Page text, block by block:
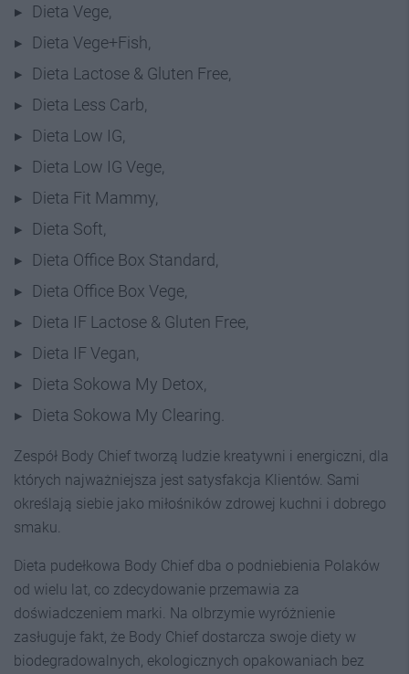
Dieta Vege,
Dieta Vege+Fish,
Dieta Lactose & Gluten Free,
Dieta Less Carb,
Dieta Low IG,
Dieta Low IG Vege,
Dieta Fit Mammy,
Dieta Soft,
Dieta Office Box Standard,
Dieta Office Box Vege,
Dieta IF Lactose & Gluten Free,
Dieta IF Vegan,
Dieta Sokowa My Detox,
Dieta Sokowa My Clearing.
Zespół Body Chief tworzą ludzie kreatywni i energiczni, dla
których najważniejsza jest satysfakcja Klientów. Sami
określają siebie jako miłośników zdrowej kuchni i dobrego
smaku.
Dieta pudełkowa Body Chief dba o podniebienia Polaków
od wielu lat, co zdecydowanie przemawia za
doświadczeniem marki. Na olbrzymie wyróżnienie
zasługuje fakt, że Body Chief dostarcza swoje diety w
biodegradowalnych, ekologicznych opakowaniach bez